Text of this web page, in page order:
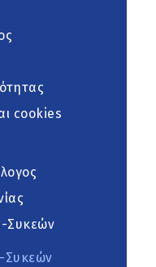
cookies
Συκεών
Συκεών